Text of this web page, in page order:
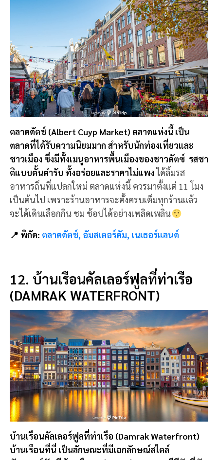
ตลาดดัตช์ (Albert Cuyp Market) ตลาดแห่งนี้ เป็น
ตลาดที่ได้รับความนิยมมาก สำหรับนักท่องเที่ยวและ
ชาวเมือง ซึ่งมีทั้งเมนูอาหารพื้นเมืองของชาวดัตซ์ รสชา
ติแบบตั้นตำรับ ทั้งอร่อยและราคาไม่แพงได้ลิ้มรส
อาหารถิ่นที่แปลกใหม่ ตลาดแห่งนี้ ควรมาตั้งแต่ 11 โมง
เป็นต้นไป เพราะร้านอาหารจะตั้งครบเต็มทุกร้านแล้ว
จะได้เดินเลือกกิน ชม ช้อปได้อย่างเพลิดเพลิน
📍 พิกัด:ตลาดดัตช์, อัมสเตอร์ดัม, เนเธอร์แลนด์
(DAMRAK WATERFRONT)
บ้านเรือนคัลเลอร์ฟูลที่ท่าเรือ (Damrak Waterfront)
อัมสเตอร์ดัม มีบ้านเรือนรูปทรงแปลกตา และมีสีสันที่คัล
เลอร์ฟูลมากๆ ตรงกลางจะมีลำคลองคั่นอยู่ ทำให้สองฝั่ง